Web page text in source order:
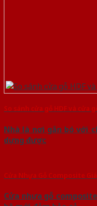
So sánh cửa gỗ HDF và cửa
Nhà là nơi gắn bó với
dựng được
Cửa Nhựa Gỗ Composite
Cửa nhựa gỗ